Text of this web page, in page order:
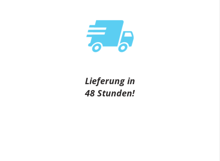
Lieferung in
48 Stunden!